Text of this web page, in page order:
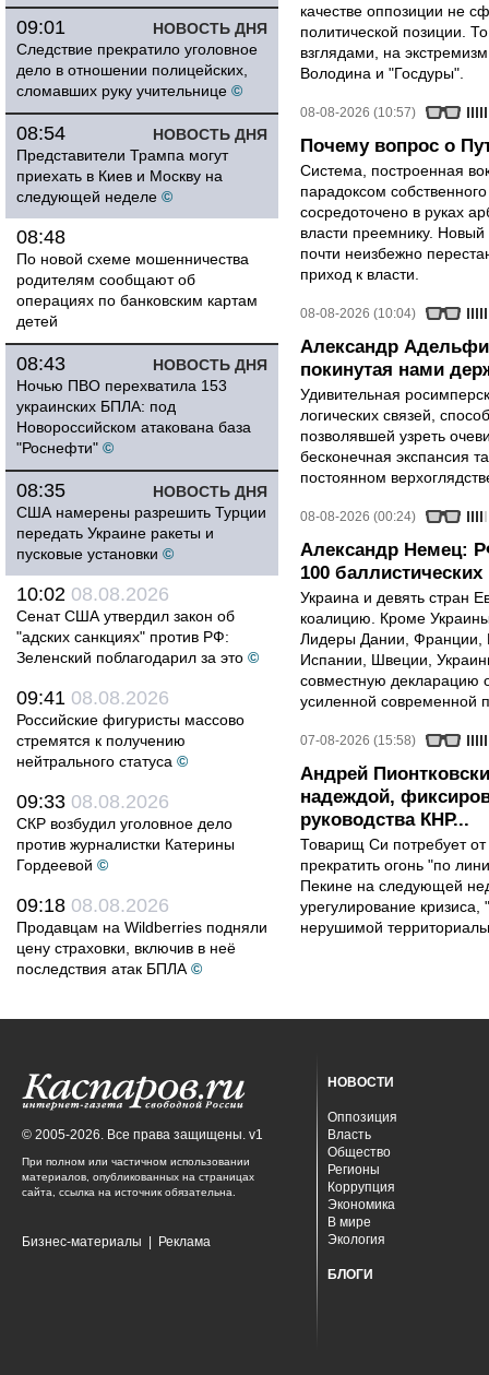
НОВОСТЬ ДНЯ
09:01
Следствие прекратило уголовное
дело в отношении полицейских,
сломавших руку учительнице ©
НОВОСТЬ ДНЯ
08:54
Представители Трампа могут
приехать в Киев и Москву на
следующей неделе ©
08:48
По новой схеме мошенничества
родителям сообщают об
операциях по банковским картам
детей
НОВОСТЬ ДНЯ
08:43
Ночью ПВО перехватила 153
украинских БПЛА: под
Новороссийском атакована база
"Роснефти" ©
НОВОСТЬ ДНЯ
08:35
США намерены разрешить Турции
передать Украине ракеты и
пусковые установки ©
10:02 08.08.2026
Сенат США утвердил закон об
"адских санкциях" против РФ:
Зеленский поблагодарил за это ©
09:41 08.08.2026
Российские фигуристы массово
стремятся к получению
нейтрального статуса ©
09:33 08.08.2026
СКР возбудил уголовное дело
против журналистки Катерины
Гордеевой ©
09:18 08.08.2026
Продавцам на Wildberries подняли
цену страховки, включив в неё
последствия атак БПЛА ©
качестве оппозиции не
политической позиции.
взглядами, на
Володина и "Госдуры".
08-08-2026 (10:57)
Почему вопрос о
Система, построенная
парадоксом
сосредоточено в руках
власти преемнику.
почти неизбежно
приход к власти.
08-08-2026 (10:04)
Александр
покинутая нами
Удивительная
логических связей,
позволявшей узреть
бесконечная экспансия
постоянном
08-08-2026 (00:24)
Александр Немец:
100 баллистических
Украина и девять стран
коалицию. Кроме
Лидеры Дании, Франции,
Испании, Швеции,
совместную декларацию
усиленной современной
07-08-2026 (15:58)
Андрей
надеждой,
руководства КНР...
Товарищ Си потребует
прекратить огонь "по
Пекине на следующей
урегулирование
нерушимой
© 2005-2026. Все права защищены. v1
При полном или частичном использовании
материалов, опубликованных на страницах
сайта, ссылка на источник обязательна.
Бизнес-материалы Реклама
НОВОСТИ
Оппозиция
Власть
Общество
Регионы
Коррупция
Экономика
В мире
Экология
БЛОГИ